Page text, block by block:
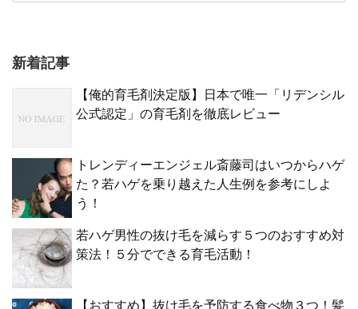
新着記事
【俺的育毛剤決定版】日本で唯一「リデンシル
公式認定」の育毛剤を徹底レビュー
トレンディーエンジェル斎藤司はいつからハゲ
た？若ハゲを乗り越えた人生例を参考にしよ
う！
若ハゲ男性の抜け毛を減らす５つのおすすめ対
策法！５分でできる育毛活動！
【おすすめ】抜け毛を予防する食べ物３つ！髪